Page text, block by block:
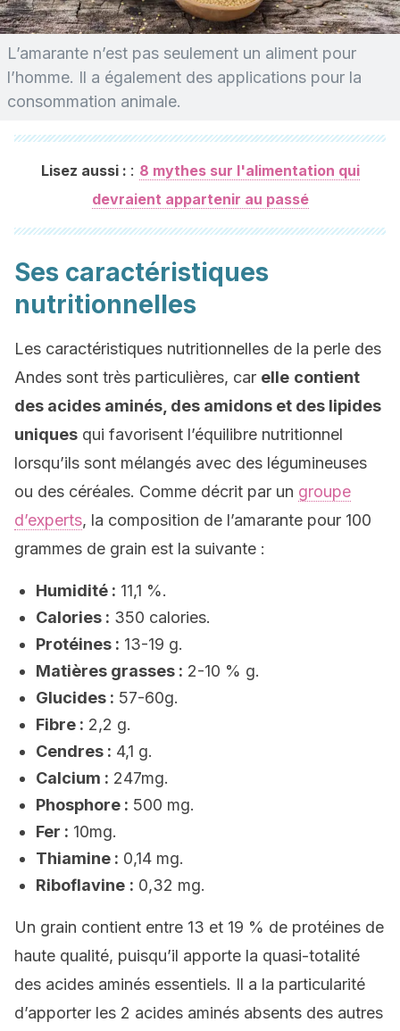
L’amarante n’est pas seulement un aliment pour
l’homme. Il a également des applications pour la
consommation animale.
Lisez aussi : : 8 mythes sur l'alimentation qui
devraient appartenir au passé
Ses caractéristiques
nutritionnelles
Les caractéristiques nutritionnelles de la perle des
Andes sont très particulières, car elle contient
des acides aminés, des amidons et des lipides
uniques qui favorisent l’équilibre nutritionnel
lorsqu’ils sont mélangés avec des légumineuses
ou des céréales. Comme décrit par un groupe
d’experts, la composition de l’amarante pour 100
grammes de grain est la suivante :
Humidité : 11,1 %.
Calories : 350 calories.
Protéines : 13-19 g.
Matières grasses : 2-10 % g.
Glucides : 57-60g.
Fibre : 2,2 g.
Cendres : 4,1 g.
Calcium : 247mg.
Phosphore : 500 mg.
Fer : 10mg.
Thiamine : 0,14 mg.
Riboflavine : 0,32 mg.
Un grain contient entre 13 et 19 % de protéines de
haute qualité, puisqu’il apporte la quasi-totalité
des acides aminés essentiels. Il a la particularité
d’apporter les 2 acides aminés absents des autres